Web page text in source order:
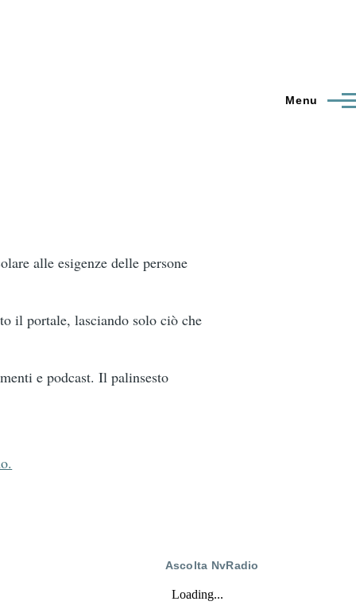
Menu
alle esigenze delle persone
il portale, lasciando solo ciò che
e podcast. Il palinsesto
Ascolta NvRadio